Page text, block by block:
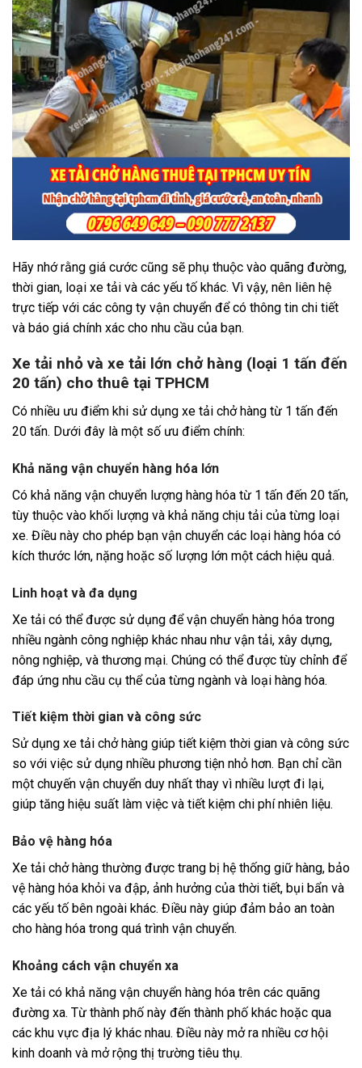
Hãy nhớ rằng giá cước cũng sẽ phụ thuộc vào quãng đường,
thời gian, loại xe tải và các yếu tố khác. Vì vậy, nên liên hệ
trực tiếp với các công ty vận chuyển để có thông tin chi tiết
và báo giá chính xác cho nhu cầu của bạn.
Xe tải nhỏ và xe tải lớn chở hàng (loại 1 tấn đến
20 tấn) cho thuê tại TPHCM
Có nhiều ưu điểm khi sử dụng xe tải chở hàng từ 1 tấn đến
20 tấn. Dưới đây là một số ưu điểm chính:
Khả năng vận chuyển hàng hóa lớn
Có khả năng vận chuyển lượng hàng hóa từ 1 tấn đến 20 tấn,
tùy thuộc vào khối lượng và khả năng chịu tải của từng loại
xe. Điều này cho phép bạn vận chuyển các loại hàng hóa có
kích thước lớn, nặng hoặc số lượng lớn một cách hiệu quả.
Linh hoạt và đa dụng
Xe tải có thể được sử dụng để vận chuyển hàng hóa trong
nhiều ngành công nghiệp khác nhau như vận tải, xây dựng,
nông nghiệp, và thương mại. Chúng có thể được tùy chỉnh để
đáp ứng nhu cầu cụ thể của từng ngành và loại hàng hóa.
Tiết kiệm thời gian và công sức
Sử dụng xe tải chở hàng giúp tiết kiệm thời gian và công sức
so với việc sử dụng nhiều phương tiện nhỏ hơn. Bạn chỉ cần
một chuyến vận chuyển duy nhất thay vì nhiều lượt đi lại,
giúp tăng hiệu suất làm việc và tiết kiệm chi phí nhiên liệu.
Bảo vệ hàng hóa
Xe tải chở hàng thường được trang bị hệ thống giữ hàng, bảo
vệ hàng hóa khỏi va đập, ảnh hưởng của thời tiết, bụi bẩn và
các yếu tố bên ngoài khác. Điều này giúp đảm bảo an toàn
cho hàng hóa trong quá trình vận chuyển.
Khoảng cách vận chuyển xa
Xe tải có khả năng vận chuyển hàng hóa trên các quãng
đường xa. Từ thành phố này đến thành phố khác hoặc qua
các khu vực địa lý khác nhau. Điều này mở ra nhiều cơ hội
kinh doanh và mở rộng thị trường tiêu thụ.